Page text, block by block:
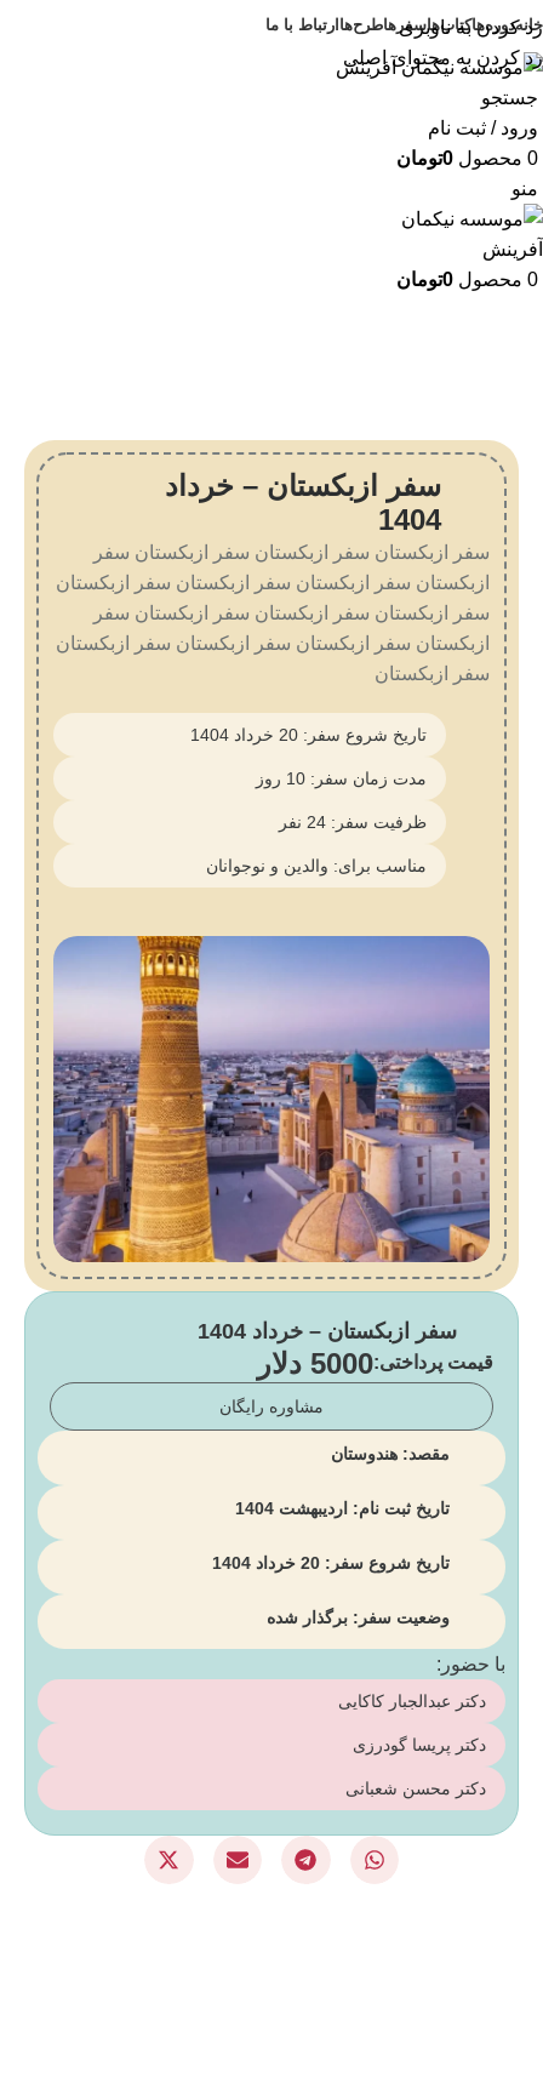
رد کردن به ناوبری
رد کردن به محتوای اصلی
خانهدوره‌هاکتاب‌هاسفرهاطرح‌ها ارتباط با ما
جستجو
ورود / ثبت نام
0 محصول 0تومان
منو
0 محصول 0تومان
سفر ازبکستان – خرداد
1404
سفر ازبکستان سفر ازبکستان سفر ازبکستان سفر
ازبکستان سفر ازبکستان سفر ازبکستان سفر ازبکستان
سفر ازبکستان سفر ازبکستان سفر ازبکستان سفر
ازبکستان سفر ازبکستان سفر ازبکستان سفر ازبکستان
سفر ازبکستان
تاریخ شروع سفر: 20 خرداد 1404
مدت زمان سفر: 10 روز
ظرفیت سفر: 24 نفر
مناسب برای: والدین و نوجوانان
سفر ازبکستان – خرداد 1404
قیمت پرداختی:5000 دلار
مشاوره رایگان
مقصد: هندوستان
تاریخ ثبت نام: اردیبهشت 1404
تاریخ شروع سفر: 20 خرداد 1404
وضعیت سفر: برگذار شده
با حضور:
دکتر عبدالجبار کاکایی
دکتر پریسا گودرزی
دکتر محسن شعبانی